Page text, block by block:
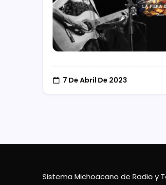
7 De Abril De 2023
Sistema Michoacano de Radio y